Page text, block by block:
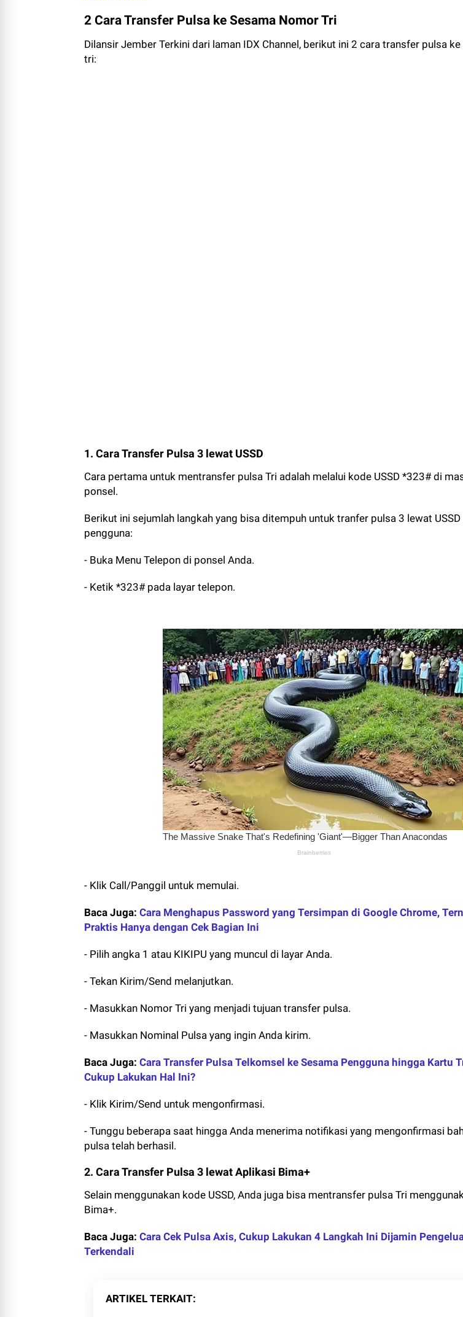
2 Cara Transfer Pulsa ke Sesama Nomor Tri
Dilansir Jember Terkini dari laman IDX Channel, berikut ini 2 cara transfer pulsa
tri:
1. Cara Transfer Pulsa 3 lewat USSD
Cara pertama untuk mentransfer pulsa Tri adalah melalui kode USSD *323# di
ponsel.
Berikut ini sejumlah langkah yang bisa ditempuh untuk tranfer pulsa 3 lewat
pengguna:
- Buka Menu Telepon di ponsel Anda.
- Ketik *323# pada layar telepon.
- Klik Call/Panggil untuk memulai.
Baca Juga: Cara Menghapus Password yang Tersimpan di Google Chrome,
Praktis Hanya dengan Cek Bagian Ini
- Pilih angka 1 atau KIKIPU yang muncul di layar Anda.
- Tekan Kirim/Send melanjutkan.
- Masukkan Nomor Tri yang menjadi tujuan transfer pulsa.
- Masukkan Nominal Pulsa yang ingin Anda kirim.
Baca Juga: Cara Transfer Pulsa Telkomsel ke Sesama Pengguna hingga Kartu
Cukup Lakukan Hal Ini?
- Klik Kirim/Send untuk mengonfirmasi.
- Tunggu beberapa saat hingga Anda menerima notifikasi yang mengonfirmasi
pulsa telah berhasil.
2. Cara Transfer Pulsa 3 lewat Aplikasi Bima+
Selain menggunakan kode USSD, Anda juga bisa mentransfer pulsa Tri
Bima+.
Baca Juga: Cara Cek Pulsa Axis, Cukup Lakukan 4 Langkah Ini Dijamin
Terkendali
ARTIKEL TERKAIT